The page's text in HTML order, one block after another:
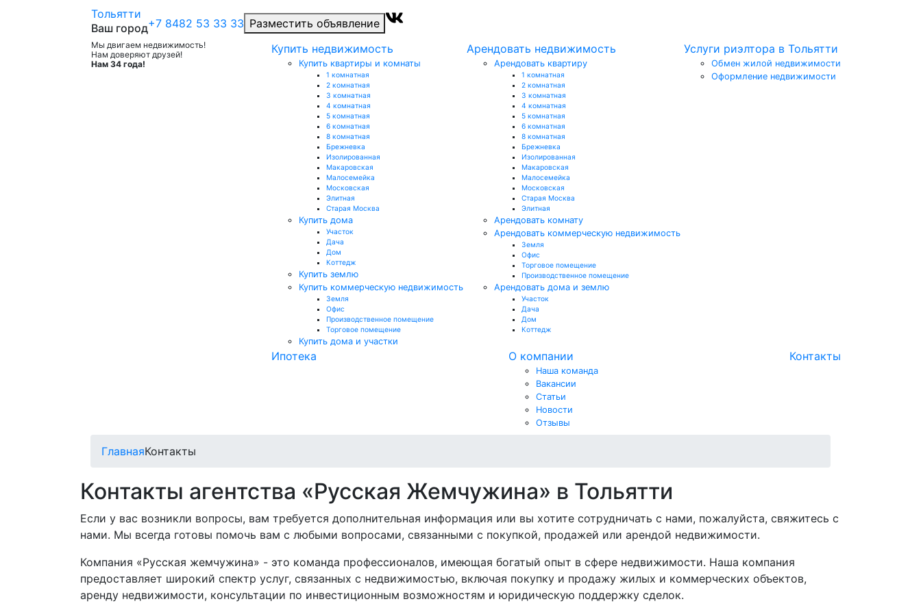
Мы двигаем недвижимость!
Нам доверяют друзей!
Нам 34 года!
Купить недвижимость
Купить квартиры и комнаты
1 комнатная
2 комнатная
3 комнатная
4 комнатная
5 комнатная
6 комнатная
8 комнатная
Брежневка
Изолированная
Макаровская
Малосемейка
Московская
Элитная
Старая Москва
Купить дома
Участок
Дача
Дом
Коттедж
Купить землю
Купить коммерческую недвижимость
Земля
Офис
Производственное помещение
Торговое помещение
Купить дома и участки
Арендовать недвижимость
Арендовать квартиру
1 комнатная
2 комнатная
3 комнатная
4 комнатная
5 комнатная
6 комнатная
8 комнатная
Брежневка
Изолированная
Макаровская
Малосемейка
Московская
Старая Москва
Элитная
Арендовать комнату
Арендовать коммерческую недвижимость
Земля
Офис
Торговое помещение
Производственное помещение
Арендовать дома и землю
Участок
Дача
Дом
Коттедж
Услуги риэлтора в Тольятти
Обмен жилой недвижимости
Оформление недвижимости
Ипотека О компании
Наша команда
Вакансии
Статьи
Новости
Отзывы
Контакты
Тольятти
Ваш город+7 8482 53 33 33 Разместить объявление
ГлавнаяКонтакты
Контакты агентства «Русская Жемчужина» в Тольятти
Если у вас возникли вопросы, вам требуется дополнительная информация или вы хотите сотрудничать с нами, пожалуйста, свяжитесь с
нами. Мы всегда готовы помочь вам с любыми вопросами, связанными с покупкой, продажей или арендой недвижимости.
Компания «Русская жемчужина» - это команда профессионалов, имеющая богатый опыт в сфере недвижимости. Наша компания
предоставляет широкий спектр услуг, связанных с недвижимостью, включая покупку и продажу жилых и коммерческих объектов,
аренду недвижимости, консультации по инвестиционным возможностям и юридическую поддержку сделок.